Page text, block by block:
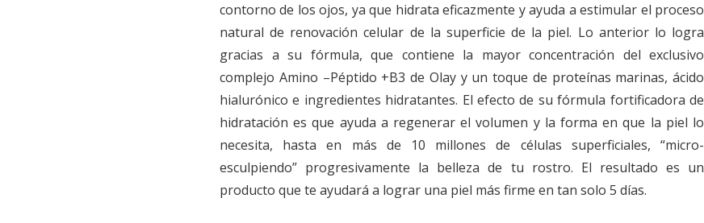
contorno de los ojos, ya que hidrata eficazmente y ayuda a estimular el proceso
natural de renovación celular de la superficie de la piel. Lo anterior lo logra
gracias a su fórmula, que contiene la mayor concentración del exclusivo
complejo Amino –Péptido +B3 de Olay y un toque de proteínas marinas, ácido
hialurónico e ingredientes hidratantes. El efecto de su fórmula fortificadora de
hidratación es que ayuda a regenerar el volumen y la forma en que la piel lo
necesita, hasta en más de 10 millones de células superficiales, “micro-
esculpiendo” progresivamente la belleza de tu rostro. El resultado es un
producto que te ayudará a lograr una piel más firme en tan solo 5 días.